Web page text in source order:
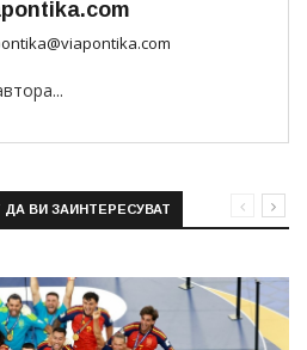
ВИ ЗАИНТЕРЕСУВАТ